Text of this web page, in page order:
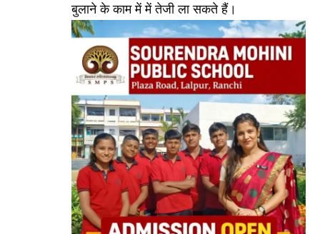
बुलाने के काम में में तेजी ला सकते हैं।